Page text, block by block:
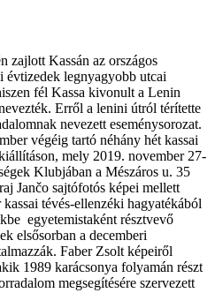
zajlott Kassán az országos
évtizedek legnyagyobb utcai
fél Kassa kivonult a Lenin
Erről a lenini útról térítette
nevezett eseménysorozat.
végéig tartó néhány hét kassai
mely 2019. november 27-
Klubjában a Mészáros u. 35
Jančo sajtófotós képei mellett
tévés-ellenzéki hagyatékából
egyetemistaként résztvevő
elsősorban a decemberi
Faber Zsolt képeiről
1989 karácsonya folyamán részt
megsegítésére szervezett